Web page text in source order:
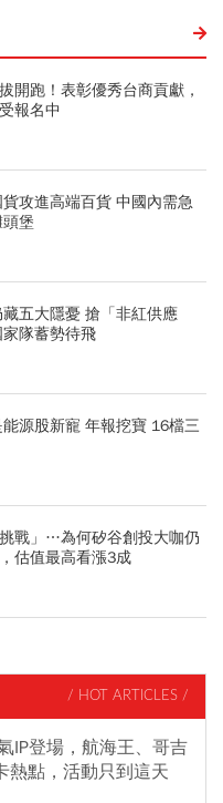
開跑！表彰優秀台商貢獻，
報名中
攻進高端百貨 中國內需急
堡
五大隱憂 搶「非紅供應
隊蓄勢待飛
源股新寵 年報挖寶 16檔三
戰」…為何矽谷創投大咖仍
估值最高看漲3成
/ HOT ARTICLES /
IP登場，航海王、哥吉
點，活動只到這天